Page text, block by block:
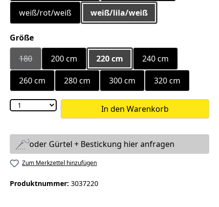
weiß/rot/weiß weiß/lila/weiß
Größeauswählen
180(Diese Option ist zurzeit nicht verfügbar.)
200 cm 220 cm 240 cm
260 cm 280 cm 300 cm 320 cm
In den Warenkorb
oder Gürtel + Bestickung hier anfragen
Zum Merkzettel hinzufügen
Produktnummer: 3037220